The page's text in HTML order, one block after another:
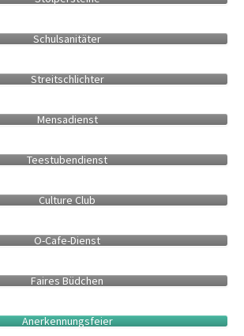
Schul­sanitäter
Streit­schlichter
Mensa­dienst
Teestuben­dienst
Culture Club
O-Cafe-Dienst
Faires Büdchen
Anerkennungsfeier